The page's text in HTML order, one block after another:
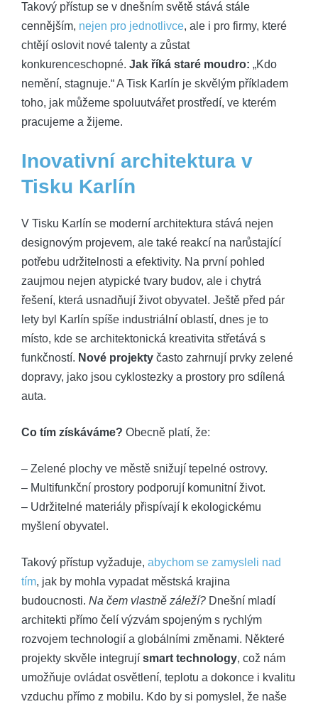
Takový přístup se v dnešním světě stává stále
cennějším, nejen pro jednotlivce, ale i pro firmy, které
chtějí oslovit nové talenty a zůstat
konkurenceschopné. Jak říká staré moudro: „Kdo
nemění, stagnuje.“ A Tisk Karlín je skvělým příkladem
toho, jak můžeme spoluutvářet prostředí, ve kterém
pracujeme a žijeme.
Inovativní architektura v
Tisku Karlín
V Tisku Karlín se moderní architektura stává nejen
designovým projevem, ale také reakcí na narůstající
potřebu udržitelnosti a efektivity. Na první pohled
zaujmou nejen atypické tvary budov, ale i chytrá
řešení, která usnadňují život obyvatel. Ještě před pár
lety byl Karlín spíše industriální oblastí, dnes je to
místo, kde se architektonická kreativita střetává s
funkčností. Nové projekty často zahrnují prvky zelené
dopravy, jako jsou cyklostezky a prostory pro sdílená
auta.
Co tím získáváme? Obecně platí, že:
– Zelené plochy ve městě snižují tepelné ostrovy.
– Multifunkční prostory podporují komunitní život.
– Udržitelné materiály přispívají k ekologickému
myšlení obyvatel.
Takový přístup vyžaduje, abychom se zamysleli nad
tím, jak by mohla vypadat městská krajina
budoucnosti. Na čem vlastně záleží? Dnešní mladí
architekti přímo čelí výzvám spojeným s rychlým
rozvojem technologií a globálními změnami. Některé
projekty skvěle integrují smart technology, což nám
umožňuje ovládat osvětlení, teplotu a dokonce i kvalitu
vzduchu přímo z mobilu. Kdo by si pomyslel, že naše